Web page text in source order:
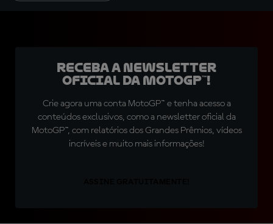
Receba a newsletter
oficial da MotoGP™!
Crie agora uma conta MotoGP™ e tenha acesso a
conteúdos exclusivos, como a newsletter oficial da
MotoGP™, com relatórios dos Grandes Prêmios, vídeos
incríveis e muito mais informações!